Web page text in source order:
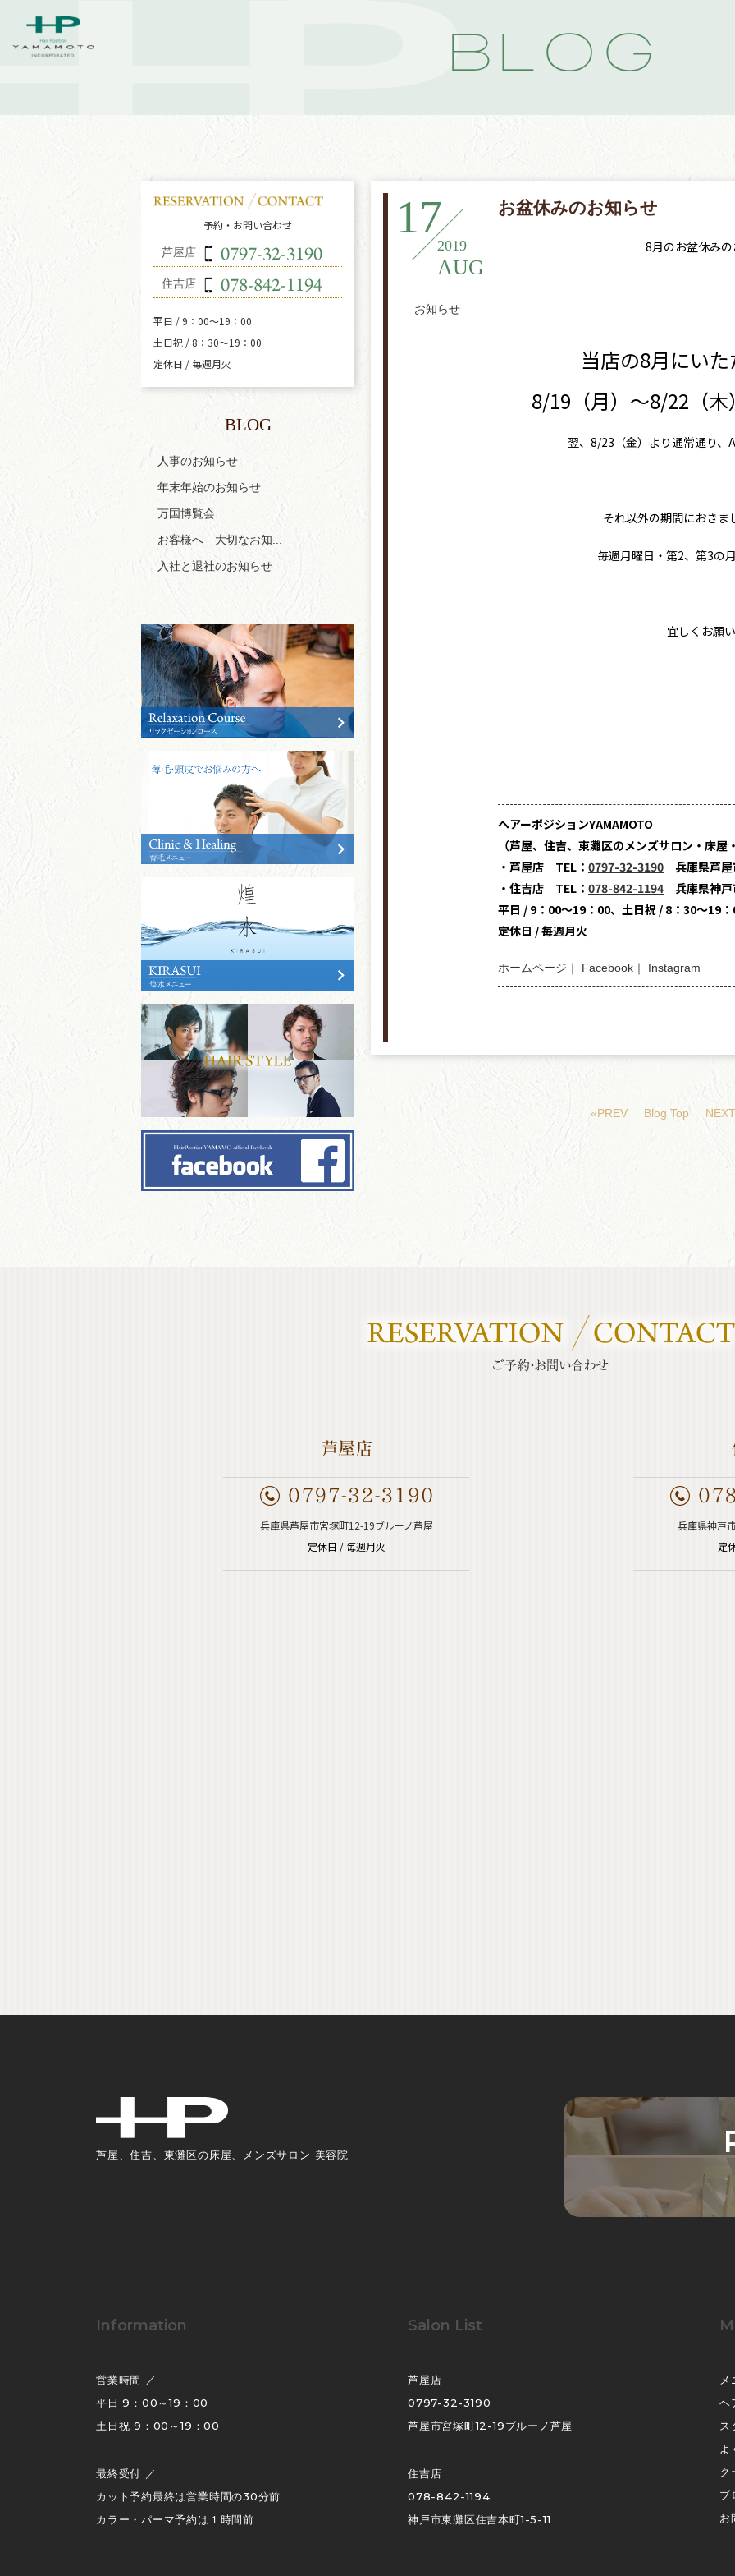
17
2019
AUG
お知らせ
お盆休みのお知らせ
8月のお盆休み
当店の8月にい
8/19（月）～8/22（
翌、8/23（金）より通常通り、
それ以外の期間におきま
毎週月曜日・第2、第3の
宜しくお願
ヘアーポジションYAMAMOTO
（芦屋、住吉、東灘区のメンズサロン・床屋
・芦屋店 TEL： 0797-32-3190 兵庫県芦屋
・住吉店 TEL： 078-842-1194 兵庫県神
平日 / 9：00～19：00、土日祝 / 8：30～19
定休日 / 毎週月火
ホームページ ｜ Facebook ｜ Instagram
«PREV Blog Top
予約・お問い合わせ
芦屋店
住吉店
平日 / 9：00～19：00
土日祝 / 8：30～19：00
定休日 / 毎週月火
BLOG
人事のお知らせ
年末年始のお知らせ
万国博覧会
お客様へ 大切なお知...
入社と退社のお知らせ
兵庫県芦屋市宮塚町12-19ブルーノ芦屋
定休日 / 毎週月火
兵庫県神戸
定
芦屋、住吉、東灘区の床屋、メンズサロン 美容院
Information
営業時間 ／
平日 9：00～19：00
土日祝 9：00～19：00
最終受付 ／
カット予約最終は営業時間の30分前
カラー・パーマ予約は１時間前
Salon List
芦屋店
0797-32-3190
芦屋市宮塚町12-19ブルーノ芦屋
住吉店
078-842-1194
神戸市東灘区住吉本町1-5-11
メ
ヘ
ス
よ
ク
ブ
お